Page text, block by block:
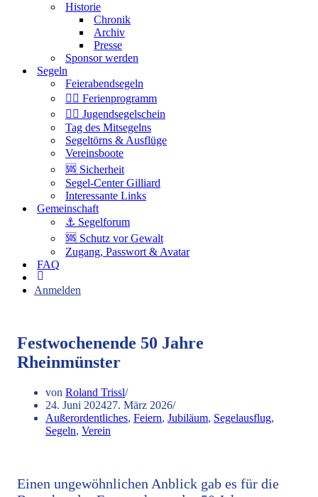
Historie
Chronik
Archiv
Presse
Sponsor werden
Segeln
Feierabendsegeln
🏴‍☠️ Ferienprogramm
🏴‍☠️ Jugendsegelschein
Tag des Mitsegelns
Segeltörns & Ausflüge
Vereinsboote
🆘 Sicherheit
Segel-Center Gilliard
Interessante Links
Gemeinschaft
⚓️ Segelforum
🆘 Schutz vor Gewalt
Zugang, Passwort & Avatar
FAQ
Anmelden
Festwochenende 50 Jahre
Rheinmünster
von Roland Trissl
24. Juni 202427. März 2026
Außerordentliches, Feiern, Jubiläum, Segelausflug,
Segeln, Verein
Einen ungewöhnlichen Anblick gab es für die